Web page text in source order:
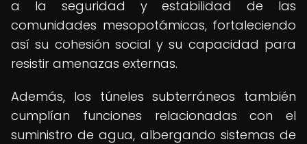
a la seguridad y estabilidad de las
comunidades mesopotámicas, fortaleciendo
así su cohesión social y su capacidad para
resistir amenazas externas.
Además, los túneles subterráneos también
cumplían funciones relacionadas con el
suministro de agua, albergando sistemas de